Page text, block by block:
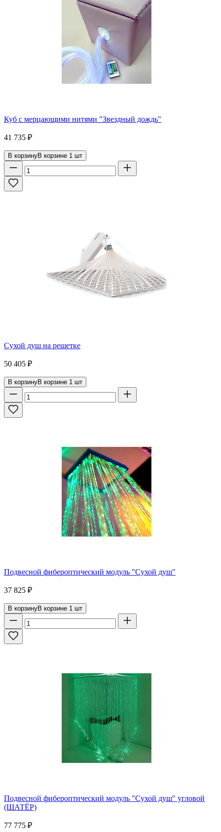
Куб с мерцающими нитями "Звездный дождь"
41 735 ₽
В корзинуВ корзине 1 шт
Сухой душ на решетке
50 405 ₽
В корзинуВ корзине 1 шт
Подвесной фибероптический модуль "Сухой душ"
37 825 ₽
В корзинуВ корзине 1 шт
Подвесной фибероптический модуль "Сухой душ" угловой
(ШАТЁР)
77 775 ₽